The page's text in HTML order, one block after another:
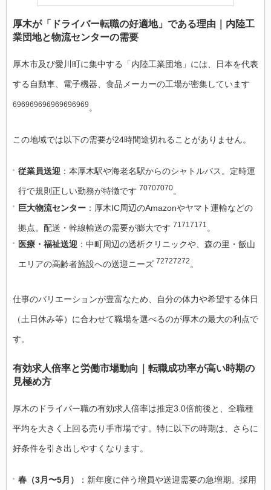
厚木が「ドライバー転職の好適地」である理由｜内陸工
業団地と物流センターの需要
厚木市及び愛川町に集中する「内陸工業団地」には、日本を代表
する自動車、電子機器、食品メーカーの工場が密集しています
696969696969696969
この地域では以下の需要が24時間途切れることがありません。
従業員送迎 ：本厚木駅や海老名駅からのシャトルバス。定時運
行で規則正しい勤務が特徴です 70707070。
巨大物流センター ：厚木IC周辺のAmazonやヤマト運輸などの
拠点。配送・幹線輸送の需要が膨大です 71717171 。
医療・福祉送迎 ：中町周辺の透析クリニックや、森の里・飯山
エリアの高齢者施設への送迎ニーズ 72727272 。
仕事のバリエーションが豊富なため、自分の体力や希望する休日
（土日休み等）に合わせて職場を選べるのが厚木の最大の利点で
す。
有効求人倍率と労働市場動向｜転職成功率が高い時期の
見極め方
厚木のドライバー職の有効求人倍率は推定3.0倍前後と、全職種
平均を大きく上回る売り手市場です。特に以下の時期は、さらに
好条件を引き出しやすくなります。
春（3月〜5月）
：新年度に伴う増員や送迎需要の急増期。採用